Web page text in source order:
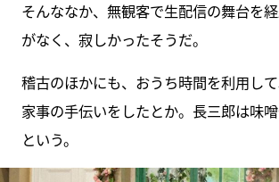
そんななか、無観客で生配信の舞台を
がなく、寂しかったそうだ。
稽古のほかにも、おうち時間を利用し
家事の手伝いをしたとか。長三郎は味
という。